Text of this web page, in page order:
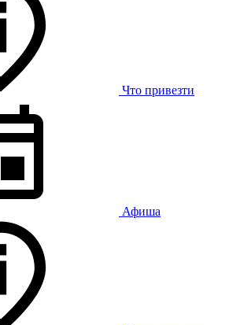
Что привезти
Афиша